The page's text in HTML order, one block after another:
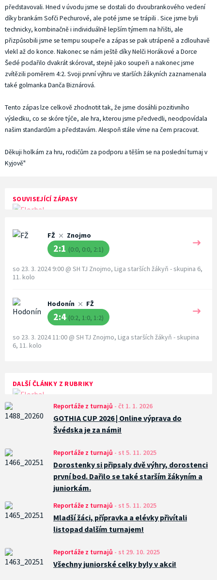
SOUVISEJÍCÍ ZÁPASY
FŽ Znojmo
2:1 (0:0, 0:0, 2:1)
so 23. 3. 2024 9:00 @ SH TJ Znojmo, Liga starších žákyň - skupina 6,
11. kolo
Hodonín FŽ
2:4 (0:2, 1:0, 1:2)
so 23. 3. 2024 11:00 @ SH TJ Znojmo, Liga starších žákyň - skupina
6, 11. kolo
DALŠÍ ČLÁNKY Z RUBRIKY
Reportáže z turnajů - čt 1. 1. 2026
GOTHIA CUP 2026 | Online výprava do
Švédska je za námi!
Reportáže z turnajů - st 5. 11. 2025
Dorostenky si připsaly dvě výhry, dorostenci
první bod. Dařilo se také starším žákyním a
juniorkám.
Reportáže z turnajů - st 5. 11. 2025
Mladší žáci, přípravka a elévky přivítali
listopad dalším turnajem!
Reportáže z turnajů - st 29. 10. 2025
Všechny juniorské celky byly v akci!
představovali. Hned v úvodu jsme se dostali do dvoubrankového vedení
díky brankám Sofči Pechurové, ale poté jsme se trápili . Sice jsme byli
technicky, kombinačně i individuálně lepším týmem na hřišti, ale
přizpůsobili jsme se tempu soupeře a zápas se pak utrápeně a zdlouhavě
vlekl až do konce. Nakonec se nám ještě díky Nelči Horákové a Dorce
Šedé podařilo dvakrát skórovat, stejně jako soupeři a nakonec jsme
zvítězili poměrem 4:2. Svoji první výhru ve starších žákyních zaznamenala
také golmanka Danča Biznárová.
Tento zápas lze celkově zhodnotit tak, že jsme dosáhli pozitivního
výsledku, co se skóre týče, ale hra, kterou jsme předvedli, neodpovídala
našim standardům a představám. Alespoň stále víme na čem pracovat.
Děkuji holkám za hru, rodičům za podporu a těším se na poslední turnaj v
Kyjově"